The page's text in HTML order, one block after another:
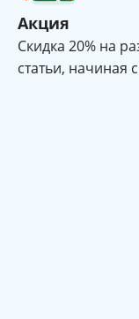
Акция
Cкидка 20% на
статьи, начиная